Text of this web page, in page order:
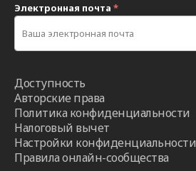
Электронная почта *
Доступность
Авторские права
Политика конфиденциальности
Налоговый вычет
Настройки конфиденциальности
Правила онлайн-сообщества